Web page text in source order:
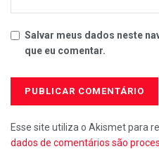
Salvar meus dados neste
que eu comentar.
Esse site utiliza o Akismet para
dados de comentários são